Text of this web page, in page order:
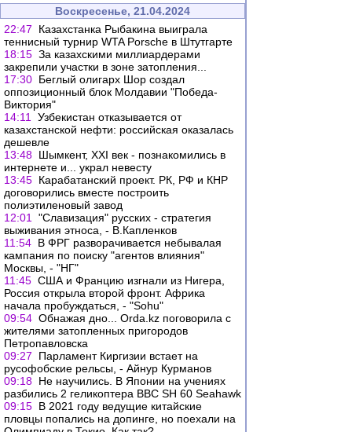
Воскресенье, 21.04.2024
22:47
Казахстанка Рыбакина выиграла
теннисный турнир WTA Porsche в Штутгарте
18:15 За казахскими миллиардерами
закрепили участки в зоне затопления...
17:30 Беглый олигарх Шор создал
оппозиционный блок Молдавии "Победа-
Виктория"
14:11
Узбекистан отказывается от
казахстанской нефти: российская оказалась
дешевле
13:48 Шымкент, XXI век - познакомились в
интернете и... украл невесту
13:45 Карабатанский проект. РК, РФ и КНР
договорились вместе построить
полиэтиленовый завод
12:01
"Славизация" русских - стратегия
выживания этноса, - В.Капленков
11:54 В ФРГ разворачивается небывалая
кампания по поиску "агентов влияния"
Москвы, - "НГ"
11:45 США и Францию изгнали из Нигера,
Россия открыла второй фронт. Африка
начала пробуждаться, - "Sohu"
09:54 Обнажая дно... Orda.kz поговорила с
жителями затопленных пригородов
Петропавловска
09:27
Парламент Киргизии встает на
русофобские рельсы, - Айнур Курманов
09:18 Не научились. В Японии на учениях
разбились 2 геликоптера ВВС SH 60 Seahawk
09:15 В 2021 году ведущие китайские
пловцы попались на допинге, но поехали на